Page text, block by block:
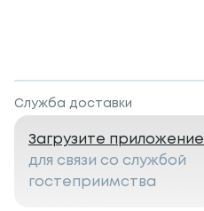
Служба доставки
Загрузите приложение
для связи со службой
гостеприимства